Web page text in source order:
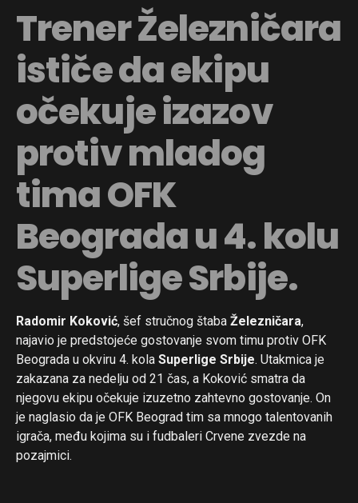
Trener Železničara
ističe da ekipu
očekuje izazov
protiv mladog
tima OFK
Beograda u 4. kolu
Superlige Srbije.
Radomir Koković, šef stručnog štaba Železničara,
najavio je predstojeće gostovanje svom timu protiv OFK
Beograda u okviru 4. kola Superlige Srbije. Utakmica je
zakazana za nedelju od 21 čas, a Koković smatra da
njegovu ekipu očekuje izuzetno zahtevno gostovanje. On
je naglasio da je OFK Beograd tim sa mnogo talentovanih
igrača, među kojima su i fudbaleri Crvene zvezde na
pozajmici.